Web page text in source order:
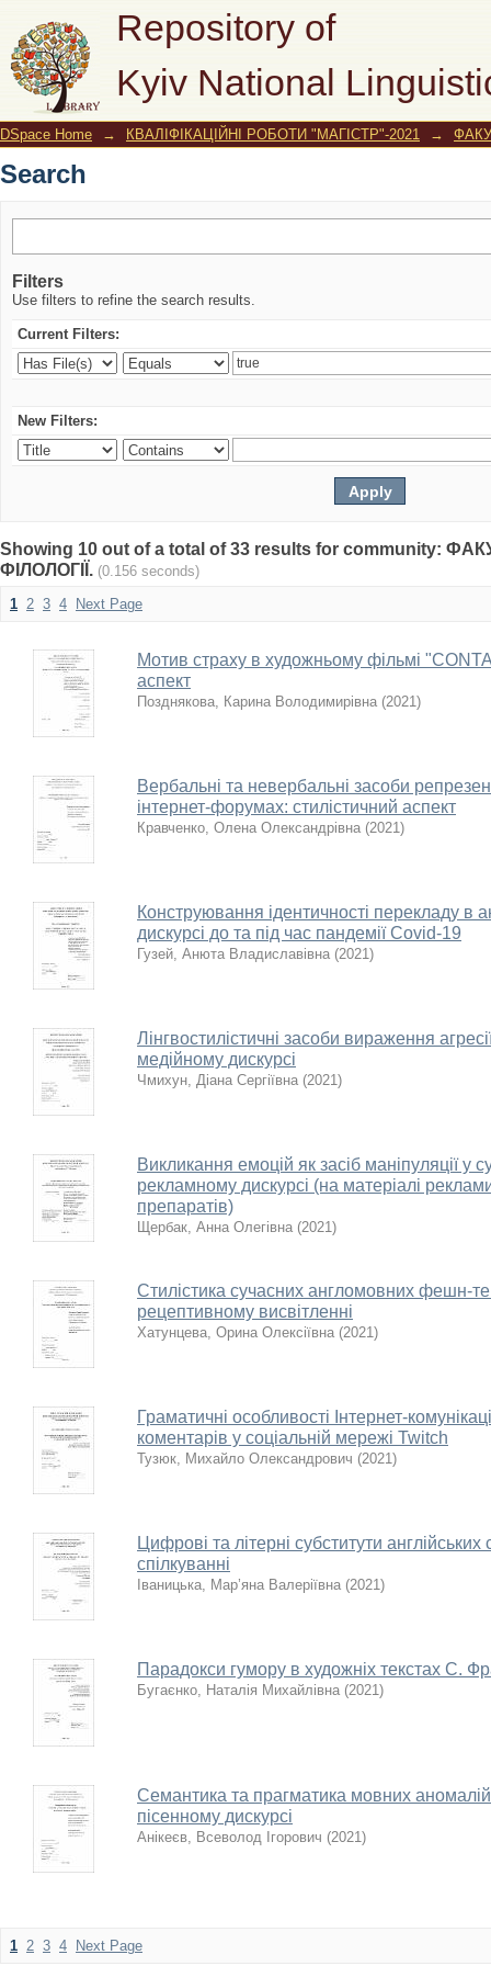
Repository of
Kyiv National
Search
DSpace Home → КВАЛІФІКАЦІЙНІ РОБОТИ "МАГІСТР"-2021 →
Search
Filters
Use filters to refine the search results.
Current Filters:
New Filters:
Showing 10 out of a total of 33 results for community:
ФІЛОЛОГІЇ. (0.156 seconds)
1 2 3 4 Next Page
Мотив страху в художньому фільмі
аспект
Позднякова, Карина Володимирівна (2021)
Вербальні та невербальні засоби
інтернет-форумах: стилістичний аспект
Кравченко, Олена Олександрівна (2021)
Конструювання ідентичності перекладу в
дискурсі до та під час пандемії Covid-19
Гузей, Анюта Владиславівна (2021)
Лінгвостилістичні засоби вираження
медійному дискурсі
Чмихун, Діана Сергіївна (2021)
Викликання емоцій як засіб маніпуляції у
рекламному дискурсі (на матеріалі
препаратів)
Щербак, Анна Олегівна (2021)
Стилістика сучасних англомовних фешн-
рецептивному висвітленні
Хатунцева, Орина Олексіївна (2021)
Граматичні особливості Інтернет-
коментарів у соціальній мережі Twitch
Тузюк, Михайло Олександрович (2021)
Цифрові та літерні субститути англійських
спілкуванні
Іваницька, Мар’яна Валеріївна (2021)
Парадокси гумору в художніх текстах С.
Бугаєнко, Наталія Михайлівна (2021)
Семантика та прагматика мовних
пісенному дискурсі
Анікеєв, Всеволод Ігорович (2021)
1 2 3 4 Next Page